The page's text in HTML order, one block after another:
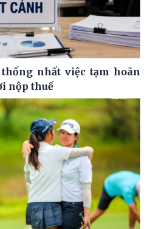
nhất việc tạm hoãn
nộp thuế